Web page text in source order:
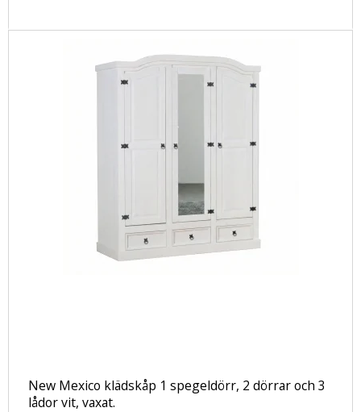
New Mexico klädskåp 1 spegeldörr, 2 dörrar och 3
lådor vit, vaxat.